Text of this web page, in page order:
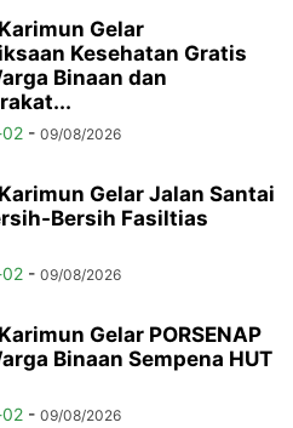
Gelar
Kesehatan Gratis
Binaan dan
- 09/08/2026
Gelar Jalan Santai
Bersih Fasiltias
- 09/08/2026
Gelar PORSENAP
Binaan Sempena HUT
- 09/08/2026